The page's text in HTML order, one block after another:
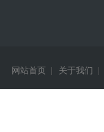
网站首页 关于我们